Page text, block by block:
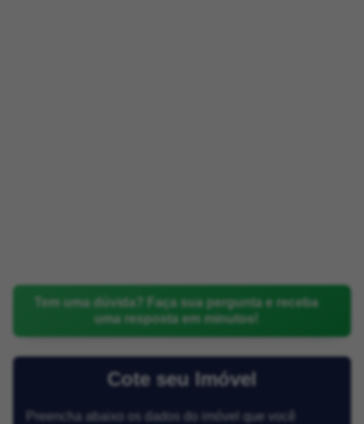
Tem uma dúvida? Faça sua pergunta e receba
uma resposta em minutos!
Cote seu Imóvel
Preencha abaixo os dados do imóvel que você